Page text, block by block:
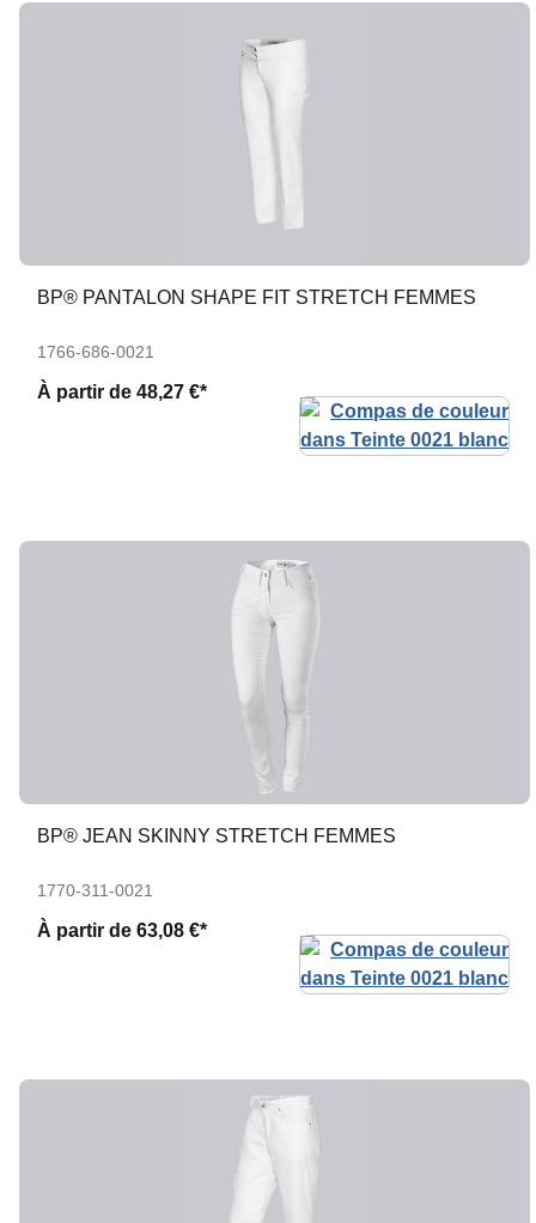
BP® PANTALON SHAPE FIT STRETCH FEMMES
1766-686-0021
À partir de 48,27 €*
BP® JEAN SKINNY STRETCH FEMMES
1770-311-0021
À partir de 63,08 €*